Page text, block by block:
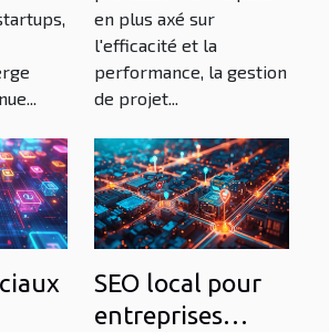
transformer
votre workflow
en plus axé sur
l'efficacité et la
performance, la gestion
de projet...
SEO local pour
entreprises